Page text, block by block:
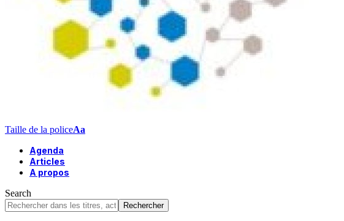
Taille de la policeAa
Agenda
Articles
A propos
Search